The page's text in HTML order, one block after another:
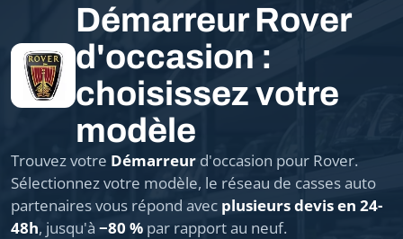
Démarreur Rover
d'occasion :
choisissez votre
modèle
Trouvez votre Démarreur d'occasion pour Rover.
Sélectionnez votre modèle, le réseau de casses auto
partenaires vous répond avec plusieurs devis en 24-
48h, jusqu'à −80 % par rapport au neuf.